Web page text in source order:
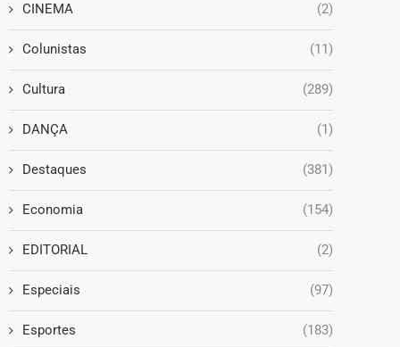
CINEMA (2)
Colunistas (11)
Cultura (289)
DANÇA (1)
Destaques (381)
Economia (154)
EDITORIAL (2)
Especiais (97)
Esportes (183)